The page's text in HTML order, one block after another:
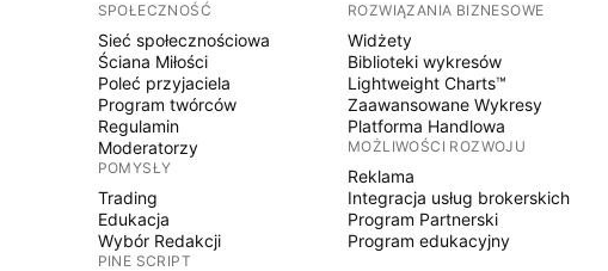
SPOŁECZNOŚĆ
Sieć społecznościowa
Ściana Miłości
Poleć przyjaciela
Program twórców
Regulamin
Moderatorzy
POMYSŁY
Trading
Edukacja
Wybór Redakcji
PINE SCRIPT
ROZWIĄZANIA BIZNESOWE
Widżety
Biblioteki wykresów
Lightweight Charts™
Zaawansowane Wykresy
Platforma Handlowa
MOŻLIWOŚCI ROZWOJU
Reklama
Integracja usług brokerskich
Program Partnerski
Program edukacyjny